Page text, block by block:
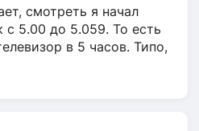
смотреть я начал
5.00 до 5.059. То есть
в 5 часов. Типо,